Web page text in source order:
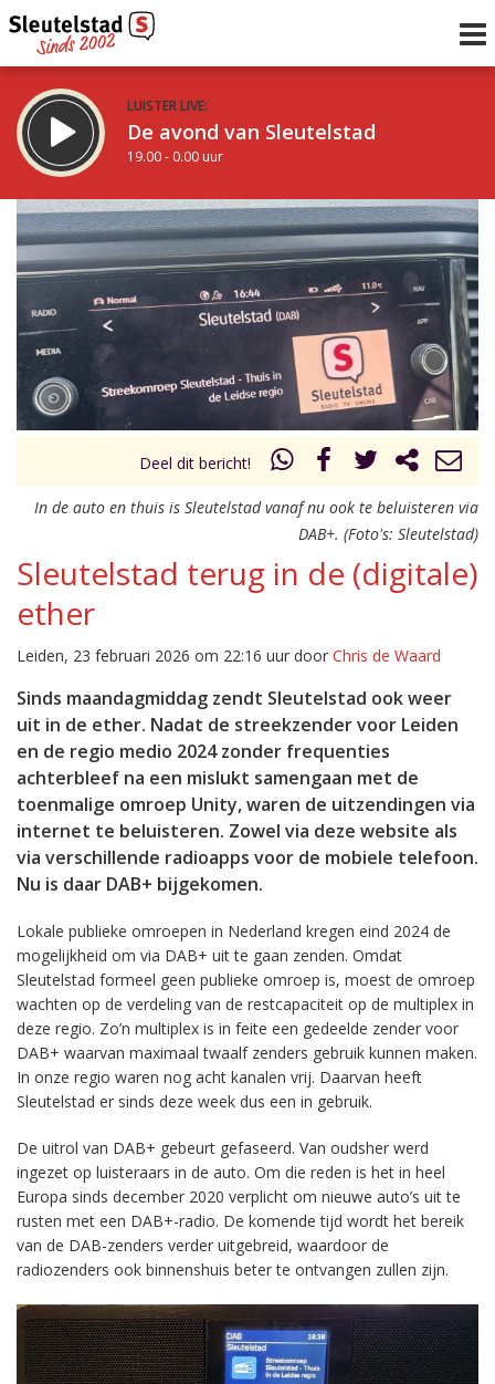
LUISTER LIVE:
De avond van Sleutelstad
19.00 - 0.00 uur
STRAKS:
De nacht van Sleutelstad
0.00 - 6.00 uur
Vorig uur
uur 1 van 0 Volgend uur
Deel dit bericht!
In de auto en thuis is Sleutelstad vanaf nu ook te beluisteren via
DAB+. (Foto's: Sleutelstad)
Sleutelstad terug in de (digitale)
ether
Leiden, 23 februari 2026 om 22:16 uur door Chris de Waard
Sinds maandagmiddag zendt Sleutelstad ook weer
uit in de ether. Nadat de streekzender voor Leiden
en de regio medio 2024 zonder frequenties
achterbleef na een mislukt samengaan met de
toenmalige omroep Unity, waren de uitzendingen via
internet te beluisteren. Zowel via deze website als
via verschillende radioapps voor de mobiele telefoon.
Nu is daar DAB+ bijgekomen.
Lokale publieke omroepen in Nederland kregen eind 2024 de
mogelijkheid om via DAB+ uit te gaan zenden. Omdat
Sleutelstad formeel geen publieke omroep is, moest de omroep
wachten op de verdeling van de restcapaciteit op de multiplex in
deze regio. Zo’n multiplex is in feite een gedeelde zender voor
DAB+ waarvan maximaal twaalf zenders gebruik kunnen maken.
In onze regio waren nog acht kanalen vrij. Daarvan heeft
Sleutelstad er sinds deze week dus een in gebruik.
De uitrol van DAB+ gebeurt gefaseerd. Van oudsher werd
ingezet op luisteraars in de auto. Om die reden is het in heel
Europa sinds december 2020 verplicht om nieuwe auto’s uit te
rusten met een DAB+-radio. De komende tijd wordt het bereik
van de DAB-zenders verder uitgebreid, waardoor de
radiozenders ook binnenshuis beter te ontvangen zullen zijn.